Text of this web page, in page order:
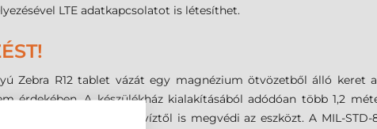
LTE adatkapcsolatot is létesíthet.
Zebra R12 tablet vázát egy magnézium ötvözetből álló
érdekében. A készülékház kialakításából adódóan több 1,2
és a ráfröccsenő víztől is megvédi az eszközt. A MIL-STD-